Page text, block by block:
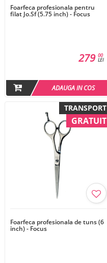
Foarfeca profesionala pentru
filat Jo.Sf (5.75 inch) - Focus
00
LEI
279
ADAUGA IN COS
TRANSPORT
GRATUIT
Foarfeca profesionala de tuns (6
inch) - Focus